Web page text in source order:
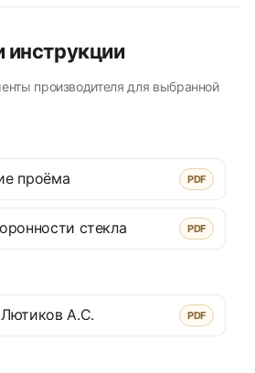
производителя для выбранной
проёма PDF
стекла PDF
А.С. PDF